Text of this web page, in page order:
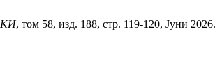
КИ, том 58, изд. 188, стр. 119-120, Јуни 2026.